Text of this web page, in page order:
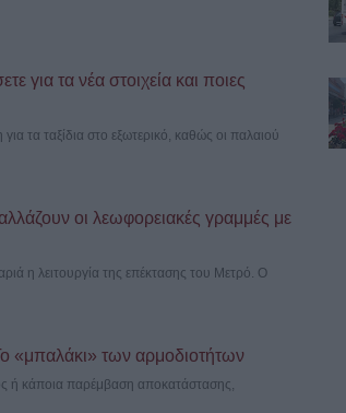
για τα νέα στοιχεία και ποιες
τα ταξίδια στο εξωτερικό, καθώς οι παλαιού
οι λεωφορειακές γραμμές με
η λειτουργία της επέκτασης του Μετρό. Ο
«μπαλάκι» των αρμοδιοτήτων
ή κάποια παρέμβαση αποκατάστασης,